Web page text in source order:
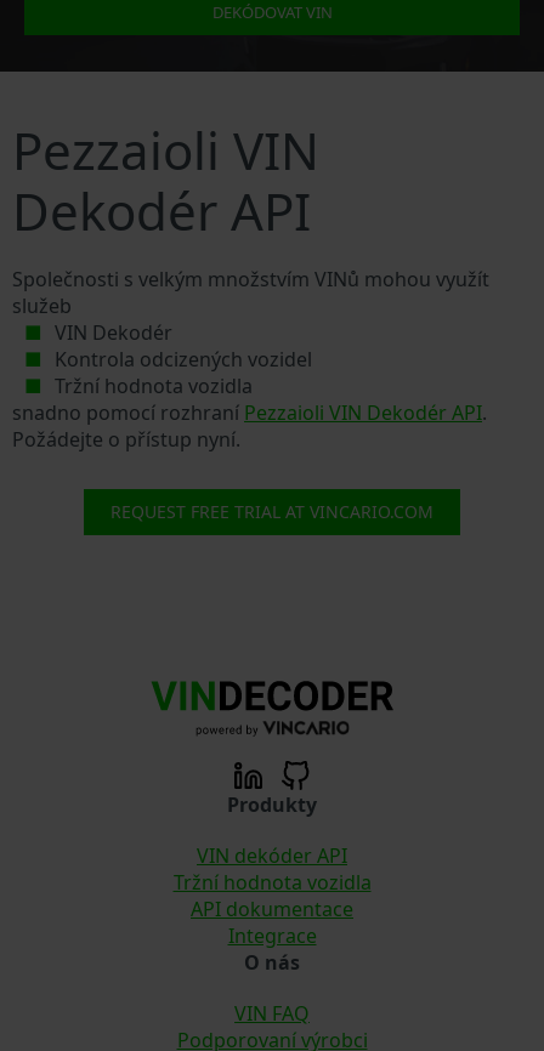
DEKÓDOVAT VIN
Pezzaioli VIN
Dekodér API
Společnosti s velkým množstvím VINů mohou využít
služeb
VIN Dekodér
Kontrola odcizených vozidel
Tržní hodnota vozidla
snadno pomocí rozhraní Pezzaioli VIN Dekodér API.
Požádejte o přístup nyní.
REQUEST FREE TRIAL AT VINCARIO.COM
Produkty
VIN dekóder API
Tržní hodnota vozidla
API dokumentace
Integrace
O nás
VIN FAQ
Podporovaní výrobci